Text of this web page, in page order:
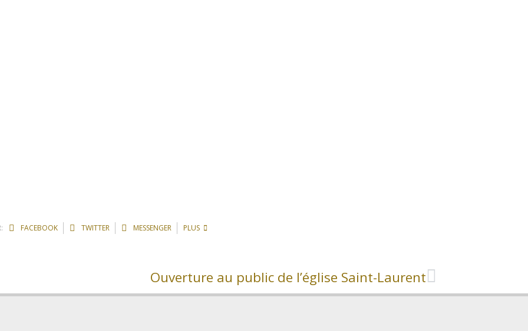
FACEBOOK TWITTER MESSENGER PLUS
Ouverture au public de l’église Saint-Laurent